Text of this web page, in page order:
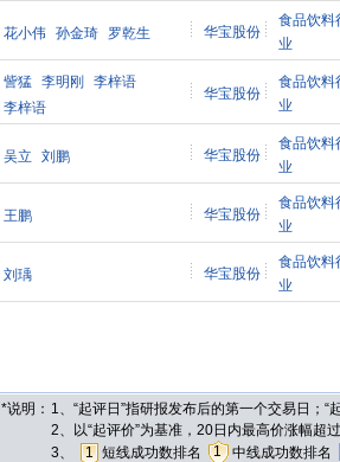
花小伟 孙金琦 罗乾生 华宝股份
食品饮料
业
訾猛 李明刚
李梓语
李梓语
华宝股份
食品饮料
业
吴立 刘鹏 华宝股份
食品饮料
业
王鹏 华宝股份
食品饮料
业
刘瑀 华宝股份
食品饮料
业
*说明： 1、“起评日”指研报发布后的第一个交易日；
2、以“起评价”为基准，20日内最高价涨幅
3、
1 短线成功数排名 1 中线成功数排名